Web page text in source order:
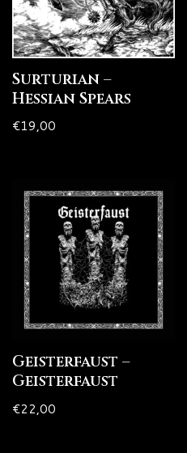
Surturian –
Hessian Spears
€19,00
Geisterfaust –
Geisterfaust
€22,00